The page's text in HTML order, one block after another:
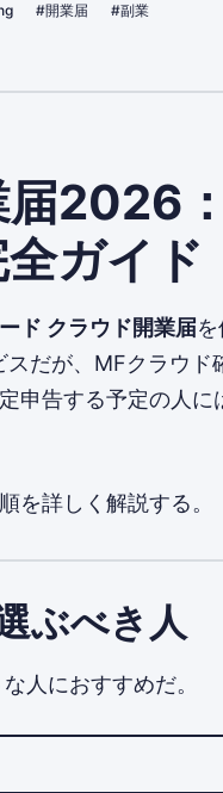
#開業届 #副業
届2026
ガイド
ド クラウド開業届
だが、MFクラウド
申告する予定の人に
を詳しく解説する。
ぶべき人
人におすすめだ。